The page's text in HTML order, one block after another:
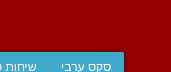
סקס ערבי שיחות